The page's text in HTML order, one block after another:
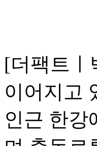
[더팩트ㅣ
이어지고
인근 한강